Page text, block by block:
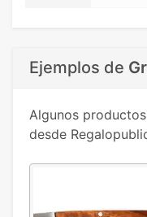
Ejemplos de
Algunos
desde